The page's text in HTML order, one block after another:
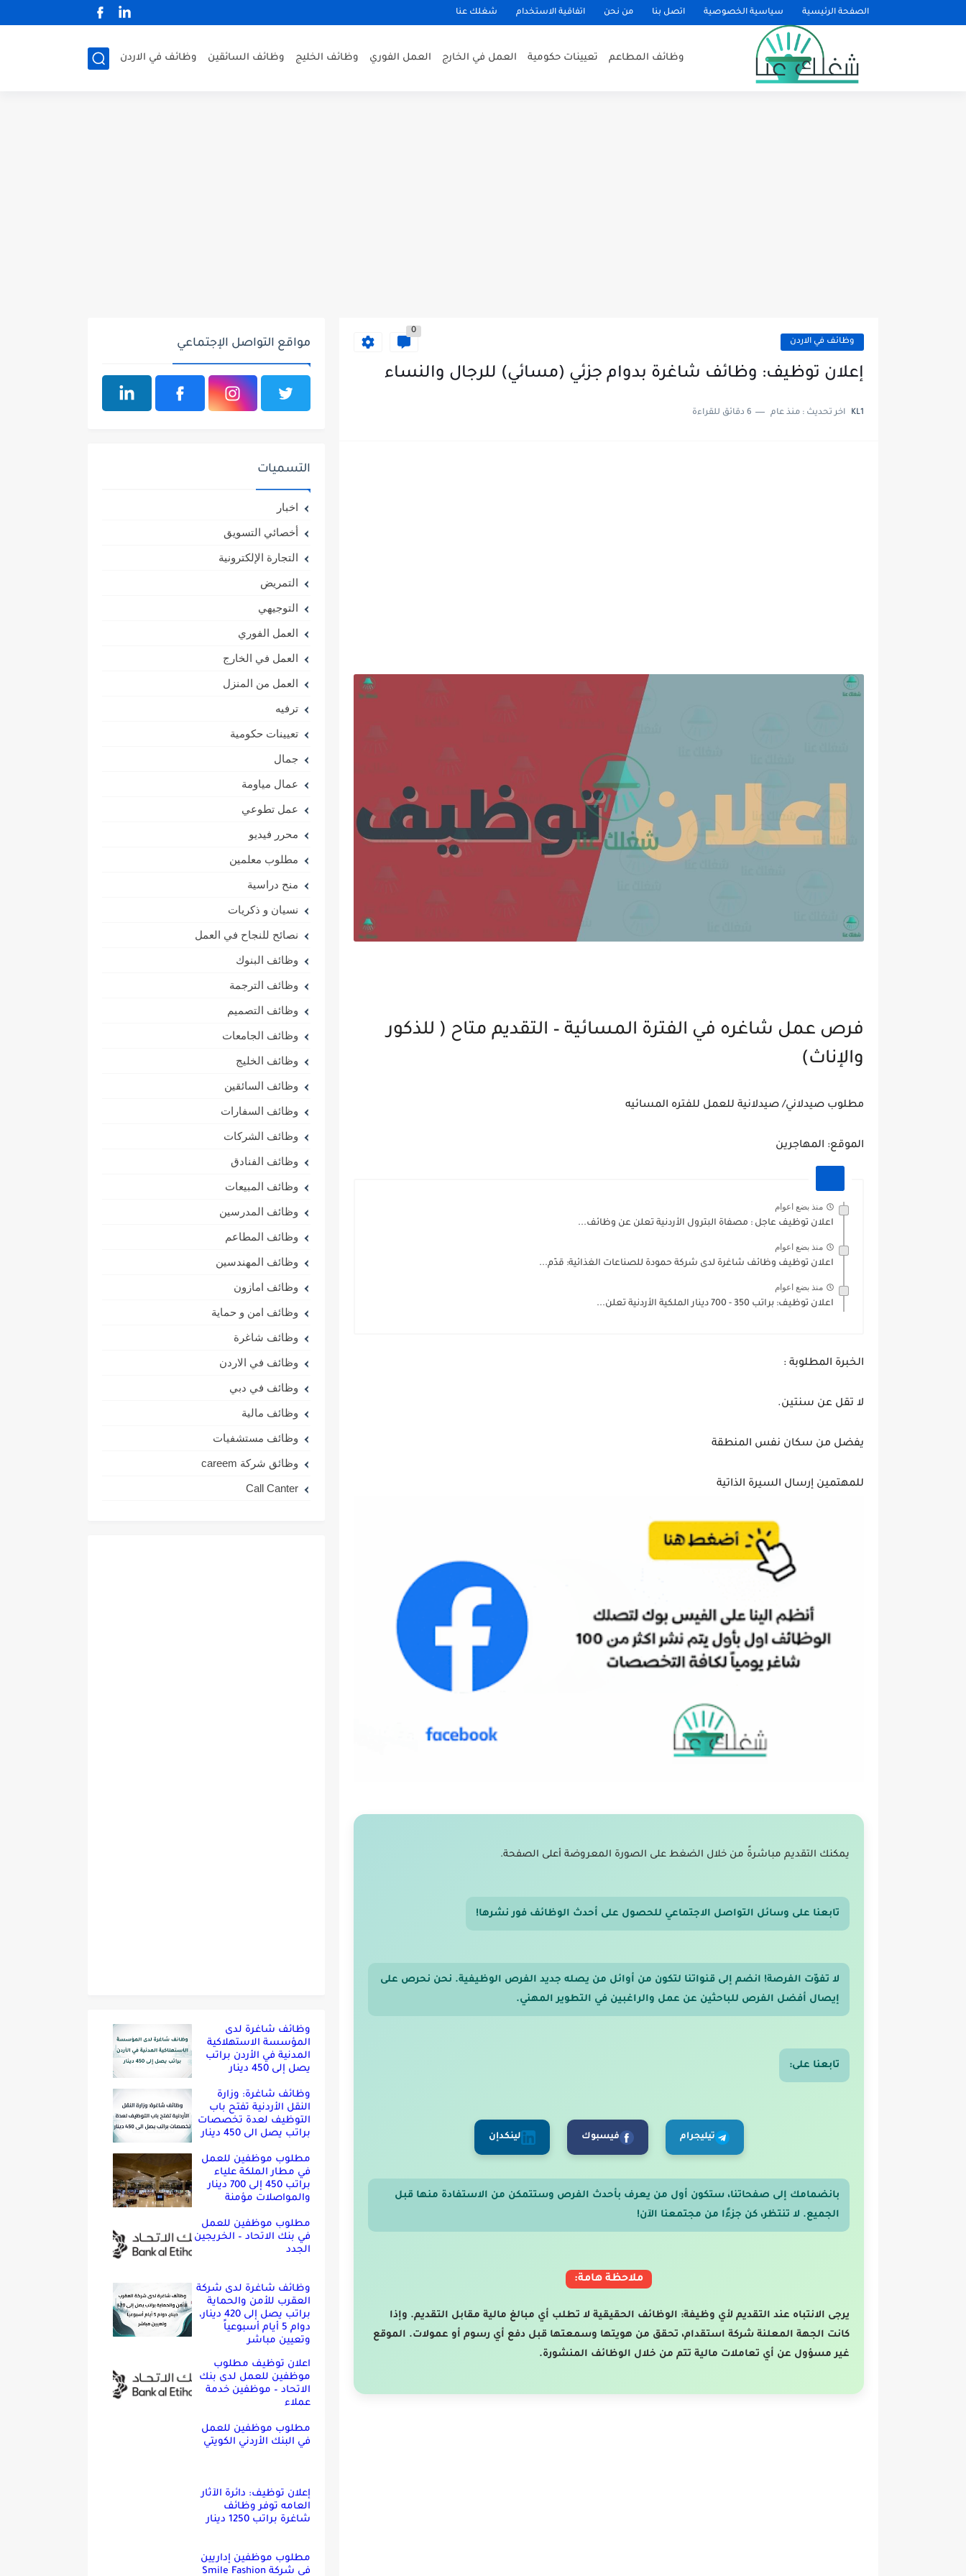
الصفحة الرئيسية سياسية الخصوصية اتصل بنا من نحن اتفاقية الاستخدام شغلك عنا
وظائف المطاعم تعيينات حكومية العمل في الخارج العمل الفوري وظائف الخليج وظائف السائقين وظائف في الاردن
وظائف في الاردن
0
إعلان توظيف: وظائف شاغرة بدوام جزئي (مسائي) للرجال والنساء
KL1 اخر تحديث : منذ عام 6 دقائق للقراءة
فرص عمل شاغره في الفترة المسائية – التقديم متاح ( للذكور
والإناث)
مطلوب صيدلاني/ صيدلانية للعمل للفتره المسائيه
الموقع: المهاجرين
منذ بضع اعوام
اعلان توظيف عاجل : مصفاة البترول الأردنية تعلن عن وظائف...
منذ بضع اعوام
اعلان توظيف وظائف شاغرة لدى شركة حمودة للصناعات الغذائية: قدّم...
منذ بضع اعوام
اعلان توظيف: براتب 350 - 700 دينار الملكية الأردنية تعلن...
الخبرة المطلوبة :
لا تقل عن سنتين.
يفضل من سكان نفس المنطقة
للمهتمين إرسال السيرة الذاتية
يمكنك التقديم مباشرةً من خلال الضغط على الصورة المعروضة أعلى الصفحة.
تابعنا على وسائل التواصل الاجتماعي للحصول على أحدث الوظائف فور نشرها!
لا تفوّت الفرصة! انضم إلى قنواتنا لتكون من أوائل من يصله جديد الفرص الوظيفية. نحن نحرص على
إيصال أفضل الفرص للباحثين عن عمل والراغبين في التطوير المهني.
تابعنا على:
تيليجرام فيسبوك لينكدإن
بانضمامك إلى صفحاتنا، ستكون أول من يعرف بأحدث الفرص وستتمكن من الاستفادة منها قبل
الجميع. لا تنتظر، كن جزءًا من مجتمعنا الآن!
ملاحظة هامة:
يرجى الانتباه عند التقديم لأي وظيفة: الوظائف الحقيقية لا تطلب أي مبالغ مالية مقابل التقديم. وإذا
كانت الجهة المعلنة شركة استقدام، تحقق من هويتها وسمعتها قبل دفع أي رسوم أو عمولات. الموقع
غير مسؤول عن أي تعاملات مالية تتم من خلال الوظائف المنشورة.
مواقع التواصل الإجتماعي
التسميات
اخبار
أخصائي التسويق
التجارة الإلكترونية
التمريض
التوجيهي
العمل الفوري
العمل في الخارج
العمل من المنزل
ترفيه
تعيينات حكومية
جمال
عمال مياومة
عمل تطوعي
محرر فيديو
مطلوب معلمين
منح دراسية
نسيان و ذكريات
نصائح للنجاح في العمل
وظائف البنوك
وظائف الترجمة
وظائف التصميم
وظائف الجامعات
وظائف الخليج
وظائف السائقين
وظائف السفارات
وظائف الشركات
وظائف الفنادق
وظائف المبيعات
وظائف المدرسين
وظائف المطاعم
وظائف المهندسين
وظائف امازون
وظائف امن و حماية
وظائف شاغرة
وظائف في الاردن
وظائف في دبي
وظائف مالية
وظائف مستشفيات
وظائق شركة careem
Call Canter
وظائف شاغرة لدى
المؤسسة الاستهلاكية
المدنية في الأردن براتب
يصل إلى 450 دينار
وظائف شاغرة: وزارة
النقل الأردنية تفتح باب
التوظيف لعدة تخصصات
براتب يصل الى 450 دينار
مطلوب موظفين للعمل
في مطار الملكة علياء
براتب 450 إلى 700 دينار
والمواصلات مؤمنة
مطلوب موظفين للعمل
في بنك الاتحاد – الخريجين
الجدد
وظائف شاغرة لدى شركة
العقرب للأمن والحماية
براتب يصل إلى 420 دينار،
دوام 5 أيام أسبوعياً
وتعيين مباشر
اعلان توظيف مطلوب
موظفين للعمل لدى بنك
الاتحاد – موظفين خدمة
عملاء
مطلوب موظفين للعمل
في البنك الأردني الكويتي
إعلان توظيف: دائرة الآثار
العامه توفر وظائف
شاغرة براتب 1250 دينار
مطلوب موظفين إداريين
في شركة Smile Fashion